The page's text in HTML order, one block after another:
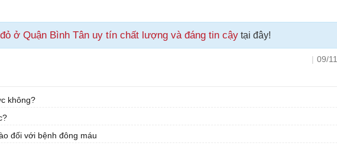
ở Quận Bình Tân uy tín chất lượng và đáng tin cậytại đây!
| 09/
không?
đối với bệnh đông máu